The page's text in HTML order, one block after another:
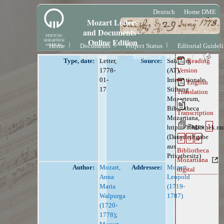
Deutsch Home DME
Mozart Letters
and Documents –
Online Edition
Home Documents Project Status
Editorial
Abbreviations
Impressum / License
Type, date:
Letter,
1778-
01-
17
Source:
Salzburg
(AT),
Internationale
Stiftung
Mozarteum,
Bibliotheca
Mozartiana,
https://
(Dauerleihgabe
aus
Privatbesitz)
Author:
Mozart,
Anna
Maria
Walpurga
(1720-
1778);
Addressee:
Mozart,
Leopold
(1719-
1787)
Reading
Version
English
Translation
Transcription
Pages 1
2
3
4
Bibliotheca
Mozartiana
digital